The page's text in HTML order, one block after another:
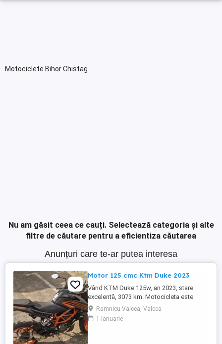
Motociclete Bihor Chistag
Nu am găsit ceea ce cauți. Selectează categoria și alte
filtre de căutare pentru a eficientiza căutarea
Anunțuri care te-ar putea interesa
Motor 125 cmc Ktm Duke 2023
Vând KTM Duke 125w, an 2023, stare
excelentă, 3073 km. Motocicleta este
ideală pentru începători sau pentru oraș.
Fără daune, lovituri!
Ramnicu Valcea, Valcea
1 ianuarie